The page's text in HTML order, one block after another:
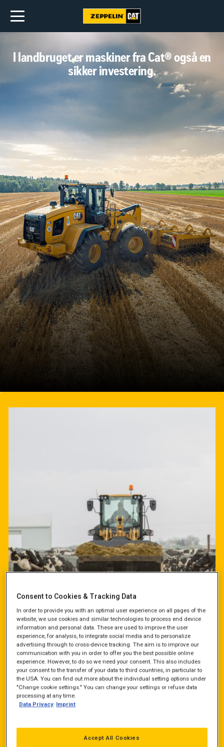
I landbruget er maskiner fra Cat® også en
sikker investering.
Cat maskiner til landbruget og den
grønne sektor
TBS Maskinpower og Zeppelin Danmark har indgået en salgs-
og serviceaftale, der skal styrke Caterpillars position i
landbruget og resten af den grønne sektor i Danmark. Med
aftalen kombineres Caterpillars og Zeppelins internationale
produkt- og maskinekspertise med TBS Maskinpowers stærke
markedsposition, lokale tilstedeværelse og store
Kontakt TBS Maskinpower
Consent to Cookies & Tracking Data
In order to provide you with an optimal user experience on all pages of the
website, we use cookies and similar technologies to process end device
information and personal data. These are used to improve the user
experience, for analysis, to integrate social media and to personalize
advertising through to cross-device tracking. The aim is to improve our
communication with you in order to offer you the best possible online
experience. However, to do so we need your consent. This also includes
your consent to the transfer of your data to third countries, in particular to
the USA. You can find out more about the individual setting options under
"Change cookie settings." You can change your settings or refuse data
processing at any time.
Data Privacy Imprint
Accept All Cookies